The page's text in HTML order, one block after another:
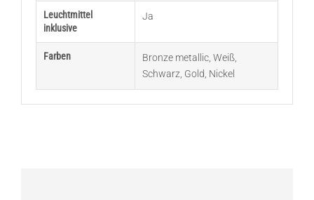
Leuchtmittel
inklusive
Ja
Farben Bronze metallic, Weiß,
Schwarz Gold Nickel